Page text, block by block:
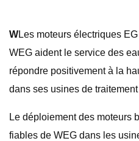
WLes moteurs électriques
WEG aident le service des
répondre positivement à la
dans ses usines de
Le déploiement des moteurs
fiables de WEG dans les